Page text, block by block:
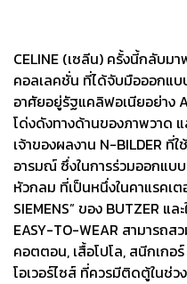
CELINE (เซลีน) ครั้งนี้กลับมา
คอลเลคชั่น ที่ได้จับมือออกแ
อาศัยอยู่รัฐแคลิฟอเนียอย่าง
โด่งดังทางด้านของภาพวาด แ
เจ้าของผลงาน N-BILDER ที่
อารมณ์ ซึ่งในการร่วมออกแบ
หัวกลม ที่เป็นหนึ่งในคาแรคเต
SIEMENS” ของ BUTZER แ
EASY-TO-WEAR สามารถส
คอตตอน, เสื้อโปโล, สนีกเกอ
โอเวอร์ไซส์ ที่ควรมีติดตู้ในช่ว